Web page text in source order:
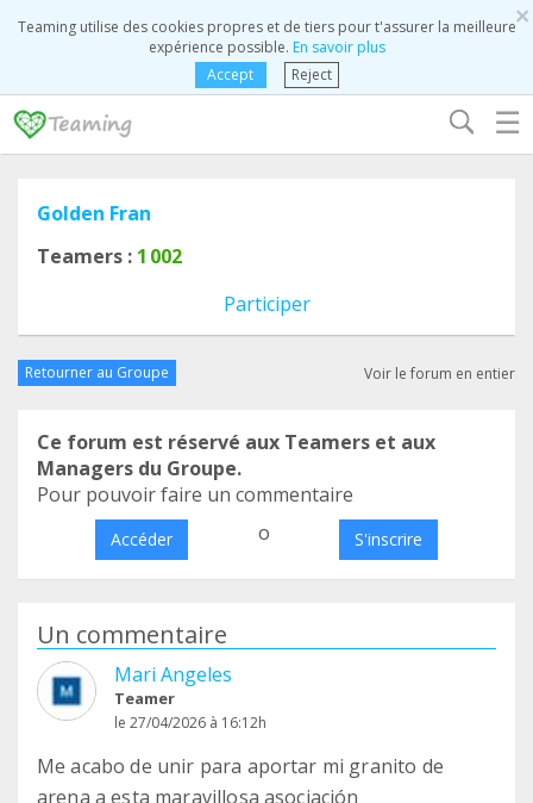
×
Teaming utilise des cookies propres et de tiers pour t'assurer la meilleure
expérience possible. En savoir plus
Accept
Reject
☰
Golden Fran
Teamers : 1 002
Participer
Retourner au Groupe Voir le forum en entier
Ce forum est réservé aux Teamers et aux
Managers du Groupe.
Pour pouvoir faire un commentaire
Accéder o S'inscrire
Un commentaire
Mari Angeles
Teamer
le 27/04/2026 à 16:12h
Me acabo de unir para aportar mi granito de
arena a esta maravillosa asociación